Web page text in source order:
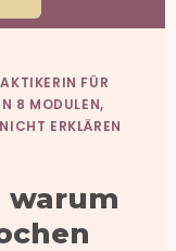
FÜR
8 MODULEN,
ERKLÄREN
warum